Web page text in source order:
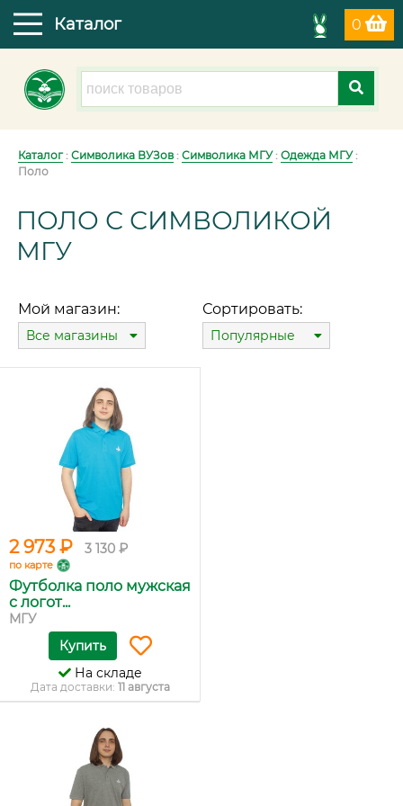
0
Каталог
Каталог: Символика ВУЗов : Символика МГУ: Одежда МГУ:
Поло
ПОЛО С СИМВОЛИКОЙ
МГУ
Мой магазин:
Все магазины
Сортировать:
Популярные
2 973 ₽ 3 130 ₽
по карте
Футболка поло мужская
с логот...
МГУ
Купить
На складе
Дата доставки: 11 августа